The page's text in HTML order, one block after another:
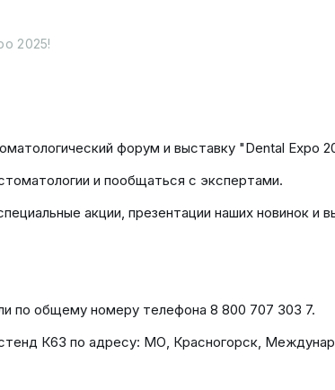
2025!
форум и выставку "Dental Expo
и пообщаться с экспертами.
акции, презентации наших новинок и
по общему номеру телефона 8 800 707 303 7.
К63 по адресу: МО, Красногорск,